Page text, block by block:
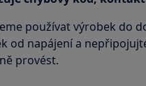
používat výrobek do
od napájení a
provést.